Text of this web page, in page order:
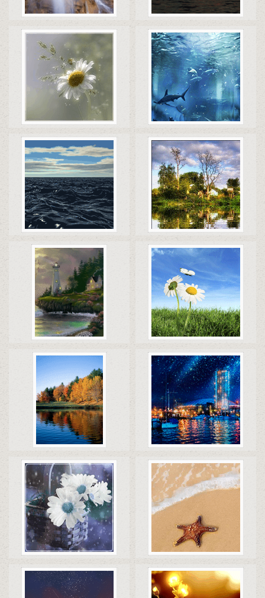
Коды Скачать Коды Скачать
Коды Скачать
Коды Скачать Коды Скачать
Коды Скачать Коды Скачать
Коды Скачать Коды Скачать
Коды Скачать Коды Скачать